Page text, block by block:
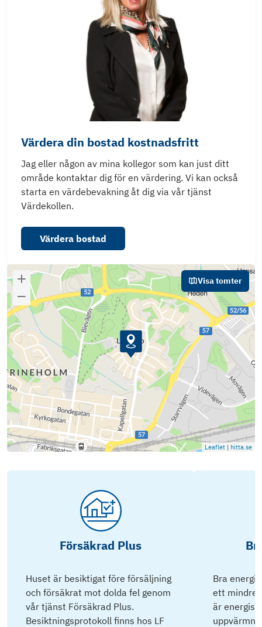
Värdera din bostad kostnadsfritt
Jag eller någon av mina kollegor som kan just ditt
område kontaktar dig för en värdering. Vi kan också
starta en värdebevakning åt dig via vår tjänst
Värdekollen.
Värdera bostad
Leaflet | hitta.se
Visa tomter
Försäkrad Plus
Huset är besiktigat före försäljning
och försäkrat mot dolda fel genom
vår tjänst Försäkrad Plus.
Besiktningsprotokoll finns hos LF
Bra
ett mindre
är